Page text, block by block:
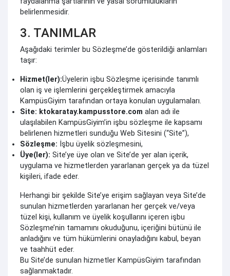
belirlenmesidir.
3. TANIMLAR
Aşağıdaki terimler bu Sözleşme’de gösterildiği anlamları
taşır:
Hizmet(ler):Üyelerin işbu Sözleşme içerisinde tanımlı
olan iş ve işlemlerini gerçekleştirmek amacıyla
KampüsGiyim tarafından ortaya konulan uygulamaları.
Site: ktokaratay.kampusstore.com alan adı ile
ulaşılabilen KampüsGiyim’in işbu sözleşme ile kapsamı
belirlenen hizmetleri sunduğu Web Sitesini (“Site”),
Sözleşme: İşbu üyelik sözleşmesini,
Üye(ler): Site’ye üye olan ve Site’de yer alan içerik,
uygulama ve hizmetlerden yararlanan gerçek ya da tüzel
kişileri, ifade eder.
Herhangi bir şekilde Site’ye erişim sağlayan veya Site’de
sunulan hizmetlerden yararlanan her gerçek ve/veya
tüzel kişi, kullanım ve üyelik koşullarını içeren işbu
Sözleşme’nin tamamını okuduğunu, içeriğini bütünü ile
anladığını ve tüm hükümlerini onayladığını kabul, beyan
ve taahhüt eder.
Bu Site’de sunulan hizmetler KampüsGiyim tarafından
sağlanmaktadır.